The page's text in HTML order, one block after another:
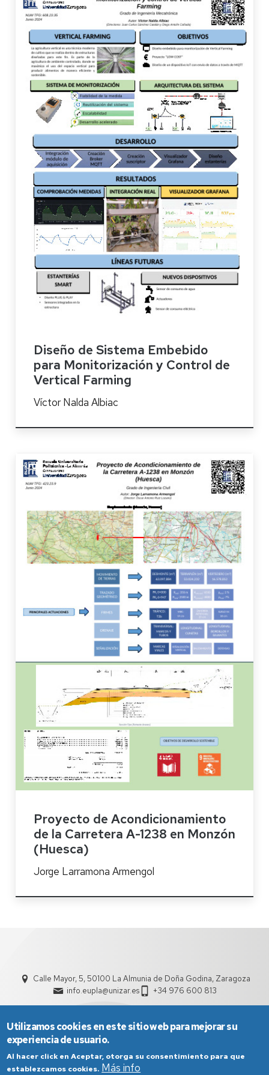
Diseño de Sistema Embebido
para Monitorización y Control de
Vertical Farming
Víctor Nalda Albiac
Proyecto de Acondicionamiento
de la Carretera A-1238 en Monzón
(Huesca)
Jorge Larramona Armengol
Calle Mayor, 5, 50100 La Almunia de Doña Godina, Zaragoza
info.eupla@unizar.es
+34 976 600 813
Utilizamos cookies en este sitio web para mejorar su
experiencia de usuario.
Al hacer click en Aceptar, otorga su consentimiento para que
establezcamos cookies. Más info